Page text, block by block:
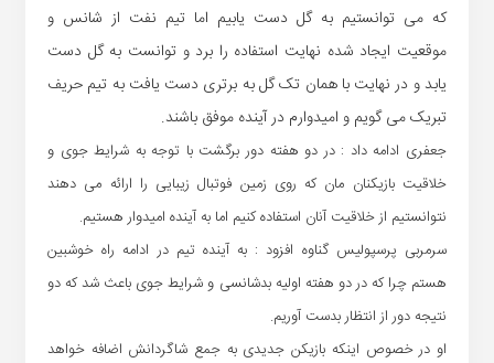
که می توانستیم به گل دست یابیم اما تیم نفت از شانس و
موقعیت ایجاد شده نهایت استفاده را برد و توانست به گل دست
یابد و در نهایت با همان تک گل به برتری دست یافت به تیم حریف
تبریک می گویم و امیدوارم در آینده موفق باشند.
جعفری ادامه داد : در دو هفته دور برگشت با توجه به شرایط جوی و
خلاقیت بازیکنان مان که روی زمین فوتبال زیبایی را ارائه می دهند
نتوانستیم از خلاقیت آنان استفاده کنیم اما به آینده امیدوار هستیم.
سرمربی پرسپولیس گناوه افزود : به آینده تیم در ادامه راه خوشبین
هستم چرا که در دو هفته اولیه بدشانسی و شرایط جوی باعث شد که دو
نتیجه دور از انتظار بدست آوریم.
او در خصوص اینکه بازیکن جدیدی به جمع شاگردانش اضافه خواهد